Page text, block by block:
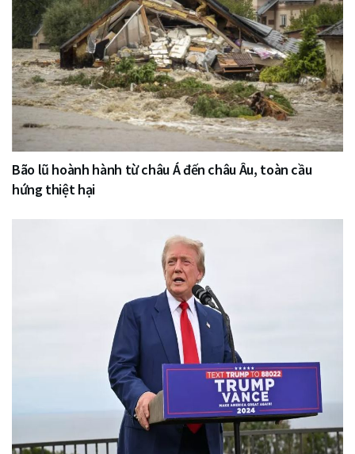
Bão lũ hoành hành từ châu Á đến châu Âu, toàn cầu
hứng thiệt hại